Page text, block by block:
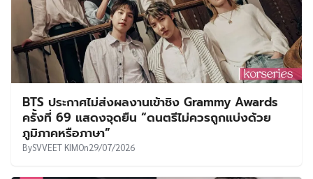
BTS ประกาศไม่ส่งผลงานเข้าชิง Grammy Awards
ครั้งที่ 69 แสดงจุดยืน “ดนตรีไม่ควรถูกแบ่งด้วย
ภูมิภาคหรือภาษา”
BySVVEET KIMOn29/07/2026